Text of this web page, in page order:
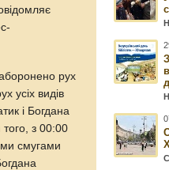
рух
усіх видів
і Богдана
з 00:00
смугами